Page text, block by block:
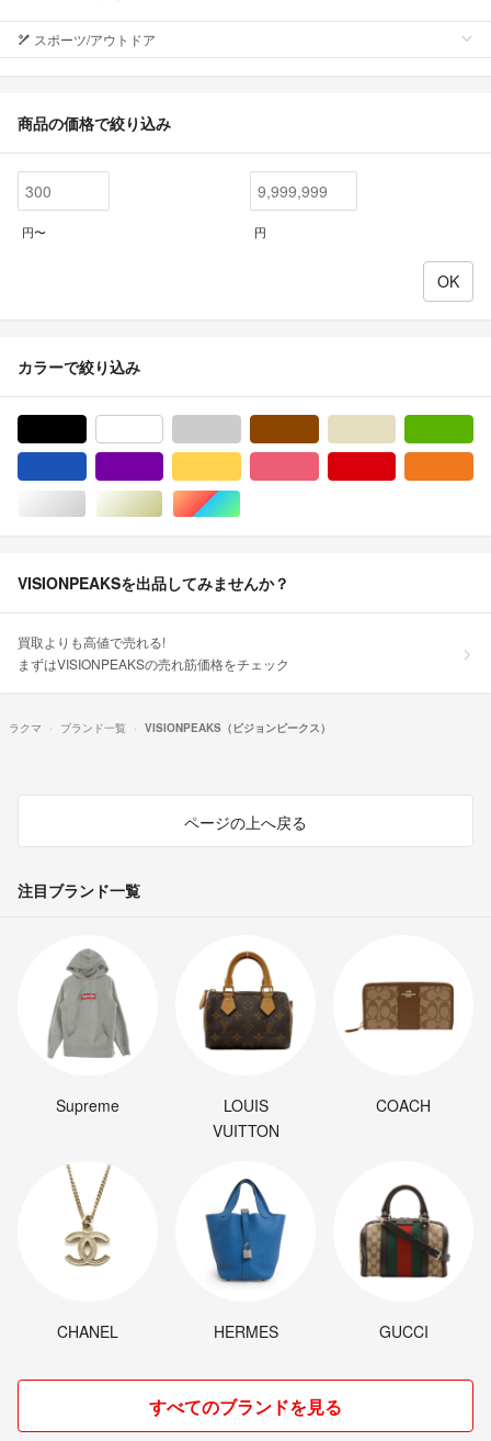
スポーツ/アウトドア
商品の価格で絞り込み
円〜 円
カラーで絞り込み
シルバー/銀色系ゴールド/金色系マルチカラー
VISIONPEAKSを出品してみませんか？
買取よりも高値で売れる!
まずはVISIONPEAKSの売れ筋価格をチェック
ラクマ ブランド一覧 VISIONPEAKS（ビジョンピークス）
ページの上へ戻る
注目ブランド一覧
Supreme
LOUIS
VUITTON
COACH
CHANEL HERMES GUCCI
すべてのブランドを見る